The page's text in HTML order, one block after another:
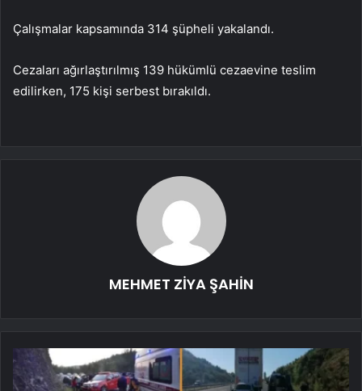
Çalışmalar kapsamında 314 şüpheli yakalandı.
Cezaları ağırlaştırılmış 139 hükümlü cezaevine teslim
edilirken, 175 kişi serbest bırakıldı.
MEHMET ZİYA ŞAHİN